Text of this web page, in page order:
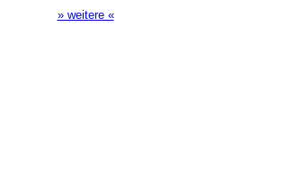
» weitere «